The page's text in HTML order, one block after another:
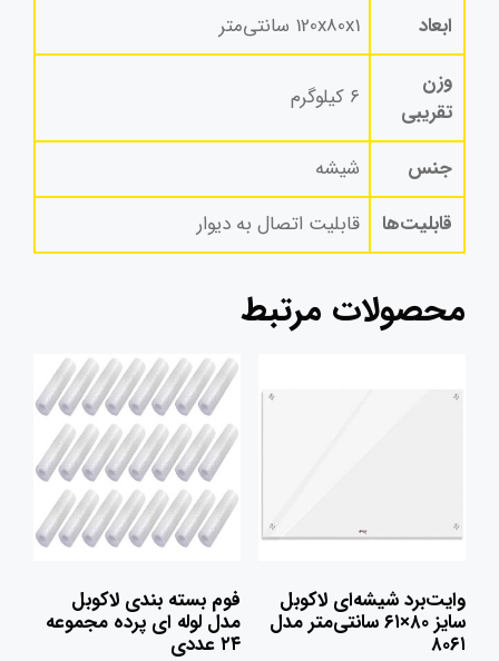
ابعاد
120x80x1 سانتی‌متر
وزن
تقریبی
۶ کیلوگرم
جنس
شیشه
قابلیت‌ها
قابلیت اتصال به دیوار
محصولات مرتبط
وایت‌برد شیشه‌ای لاکوبل
سایز ۸۰×۶۱ سانتی‌متر مدل
۸۰۶۱
فوم بسته بندی لاکوبل
مدل لوله ای پرده مجموعه
۲۴ عددی